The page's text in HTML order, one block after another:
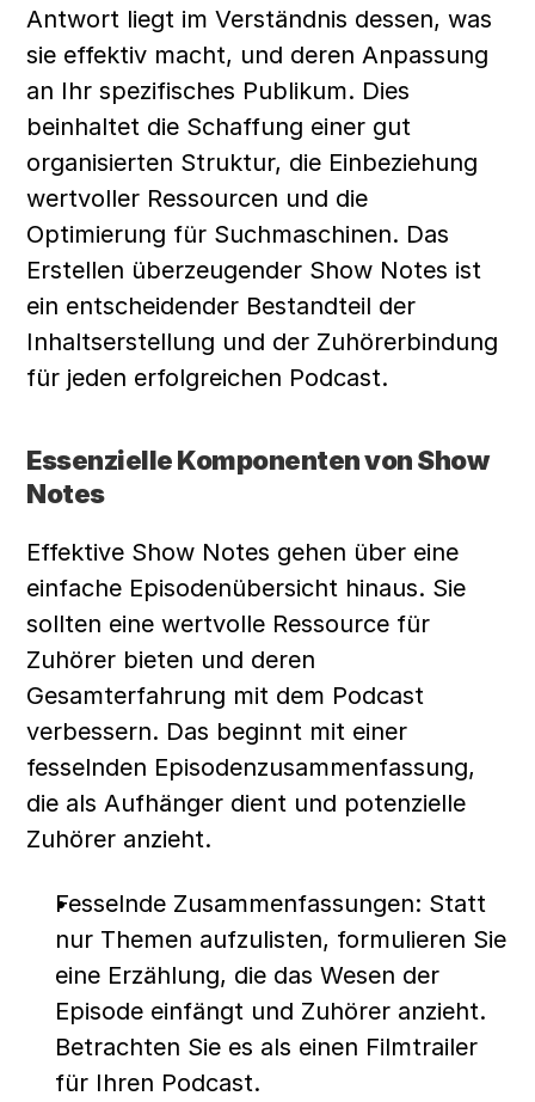
Antwort liegt im Verständnis dessen, was
sie effektiv macht, und deren Anpassung
an Ihr spezifisches Publikum. Dies
beinhaltet die Schaffung einer gut
organisierten Struktur, die Einbeziehung
wertvoller Ressourcen und die
Optimierung für Suchmaschinen. Das
Erstellen überzeugender Show Notes ist
ein entscheidender Bestandteil der
Inhaltserstellung und der Zuhörerbindung
für jeden erfolgreichen Podcast.
Essenzielle Komponenten von Show
Notes
Effektive Show Notes gehen über eine
einfache Episodenübersicht hinaus. Sie
sollten eine wertvolle Ressource für
Zuhörer bieten und deren
Gesamterfahrung mit dem Podcast
verbessern. Das beginnt mit einer
fesselnden Episodenzusammenfassung,
die als Aufhänger dient und potenzielle
Zuhörer anzieht.
Fesselnde Zusammenfassungen: Statt
nur Themen aufzulisten, formulieren Sie
eine Erzählung, die das Wesen der
Episode einfängt und Zuhörer anzieht.
Betrachten Sie es als einen Filmtrailer
für Ihren Podcast.